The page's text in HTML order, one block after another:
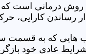
روش درمانی است
رساندن کارایی،
هایی که به قسمت
عادی خود